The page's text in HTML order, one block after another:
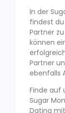
In der
findest du
Partner
können
Partner
ebenfalls
Finde auf
Sugar
Dating